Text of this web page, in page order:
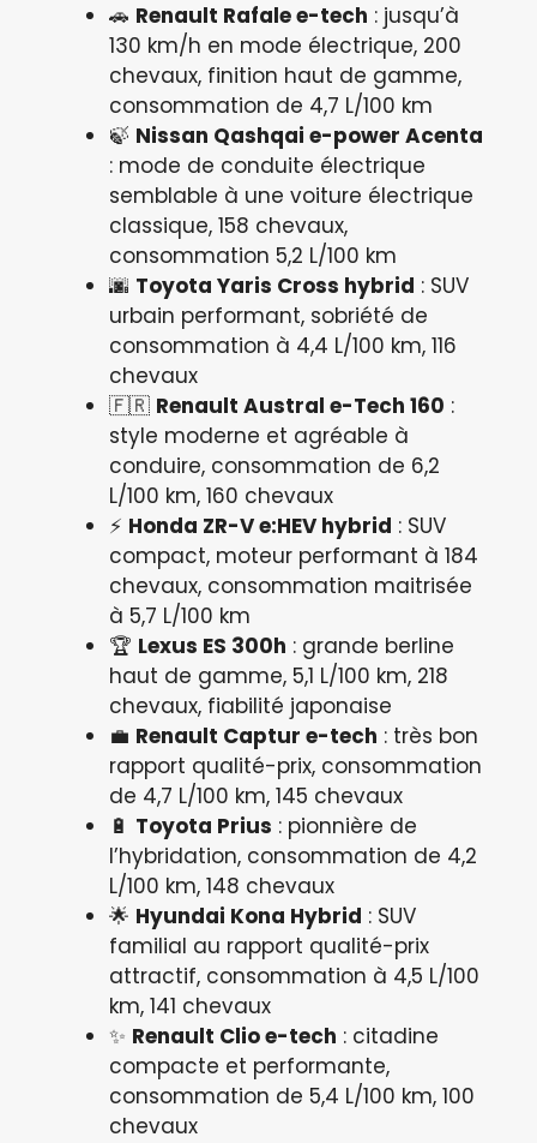
🚗 Renault Rafale e-tech : jusqu’à
130 km/h en mode électrique, 200
chevaux, finition haut de gamme,
consommation de 4,7 L/100 km
🍃 Nissan Qashqai e-power Acenta
: mode de conduite électrique
semblable à une voiture électrique
classique, 158 chevaux,
consommation 5,2 L/100 km
🌆 Toyota Yaris Cross hybrid : SUV
urbain performant, sobriété de
consommation à 4,4 L/100 km, 116
chevaux
🇫🇷 Renault Austral e-Tech 160 :
style moderne et agréable à
conduire, consommation de 6,2
L/100 km, 160 chevaux
⚡ Honda ZR-V e:HEV hybrid : SUV
compact, moteur performant à 184
chevaux, consommation maitrisée
à 5,7 L/100 km
🏆 Lexus ES 300h : grande berline
haut de gamme, 5,1 L/100 km, 218
chevaux, fiabilité japonaise
💼 Renault Captur e-tech : très bon
rapport qualité-prix, consommation
de 4,7 L/100 km, 145 chevaux
🔋 Toyota Prius : pionnière de
l’hybridation, consommation de 4,2
L/100 km, 148 chevaux
🌟 Hyundai Kona Hybrid : SUV
familial au rapport qualité-prix
attractif, consommation à 4,5 L/100
km, 141 chevaux
✨ Renault Clio e-tech : citadine
compacte et performante,
consommation de 5,4 L/100 km, 100
chevaux